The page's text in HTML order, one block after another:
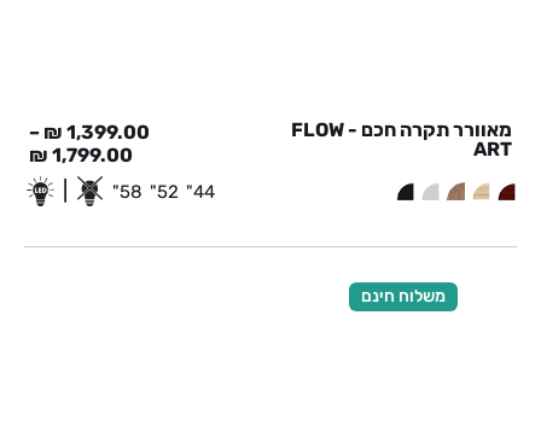
מאוורר תקרה חכם - FLOW
ART
1,399.00
₪
–
1,799.00
₪
44"
52"
58"
משלוח חינם